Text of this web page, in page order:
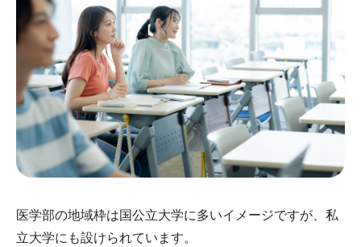
医学部の地域枠は国公立大学に多いイメージですが、私
立大学にも設けられています。